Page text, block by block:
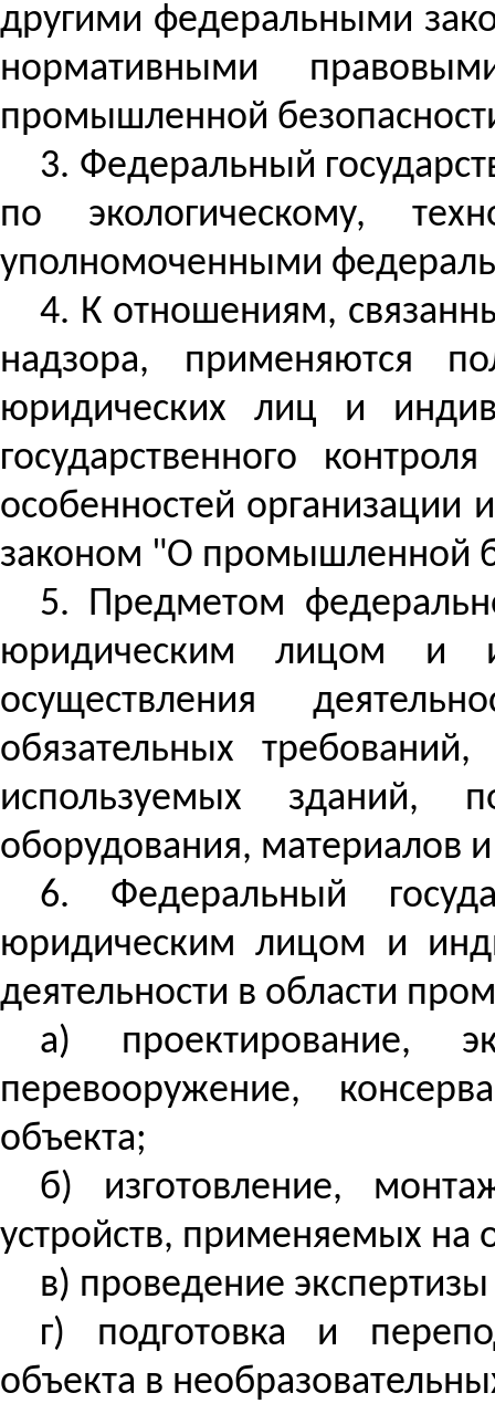
другими федеральными
нормативными
промышленной
3. Федеральный
по экологическому,
уполномоченными
4. К отношениям,
надзора, применяются
юридических лиц и
государственного
особенностей
законом "О промышленной
5. Предметом
юридическим лицом и
осуществления
обязательных
используемых зданий,
оборудования, материалов
6. Федеральный
юридическим лицом и
деятельности в области
а) проектирование,
перевооружение,
объекта;
б) изготовление,
устройств, применяемых на
в) проведение
г) подготовка и
объекта в